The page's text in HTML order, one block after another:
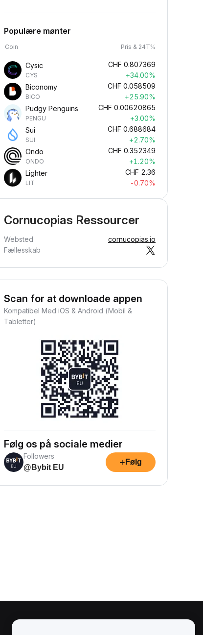
Populære mønter
Coin Pris & 24T%
Cysic
CYS
CHF 0.807369
+34.00%
Biconomy
BICO
CHF 0.058509
+25.90%
Pudgy Penguins
PENGU
CHF 0.00620865
+3.00%
Sui
SUI
CHF 0.688684
+2.70%
Ondo
ONDO
CHF 0.352349
+1.20%
Lighter
LIT
CHF 2.36
-0.70%
Cornucopias Ressourcer
Websted
cornucopias.io
Fællesskab
Scan for at downloade appen
Kompatibel Med iOS & Android (Mobil &
Tabletter)
Følg os på sociale medier
Followers
@Bybit EU
+ Følg